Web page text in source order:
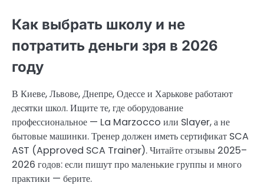
Как выбрать школу и не
потратить деньги зря в 2026
году
В Киеве, Львове, Днепре, Одессе и Харькове работают
десятки школ. Ищите те, где оборудование
профессиональное — La Marzocco или Slayer, а не
бытовые машинки. Тренер должен иметь сертификат SCA
AST (Approved SCA Trainer). Читайте отзывы 2025–
2026 годов: если пишут про маленькие группы и много
практики — берите.